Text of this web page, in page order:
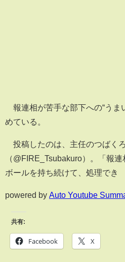
報連相が苦手な部下への“うま
めている。
投稿したのは、主任のつばくろ
（@FIRE_Tsubakuro）。「報
ボールを持ち続けて、処理でき
powered by Auto Youtube
共有:
Facebook X